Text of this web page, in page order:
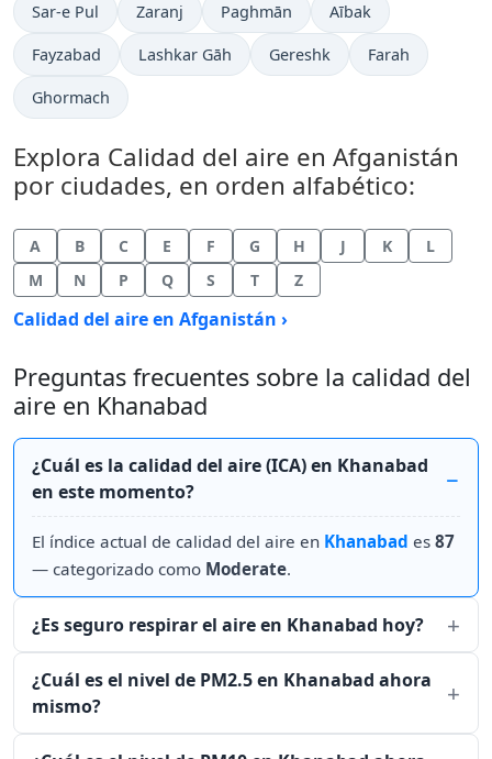
Sar-e Pul Zaranj Paghmān Aībak
Fayzabad Lashkar Gāh Gereshk Farah
Ghormach
Explora Calidad del aire en Afganistán
por ciudades, en orden alfabético:
A B C E F G H J K
L
M
N P Q S T Z
Calidad del aire en Afganistán ›
Preguntas frecuentes sobre la calidad del
aire en Khanabad
¿Cuál es la calidad del aire (ICA) en Khanabad
en este momento?
El índice actual de calidad del aire en Khanabad es 87
— categorizado como Moderate.
¿Es seguro respirar el aire en Khanabad hoy?
¿Cuál es el nivel de PM2.5 en Khanabad ahora
mismo?